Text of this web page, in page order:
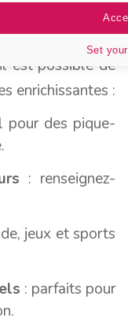
réduit
est possible de
enrichissantes :
pour des pique-
: renseignez-
jeux et sports
: parfaits pour
Set